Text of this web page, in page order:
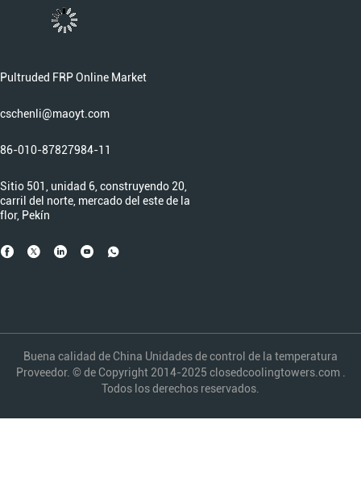
Pultruded FRP Online Market
cschenli@maoyt.com
86-010-87827984-11
Sitio 501, unidad 6, construyendo 20,
carril del norte, mercado del este de la
flor, Pekín
Buena calidad de China Unidades de control de la temperatura
Proveedor. © de Copyright 2014-2025 closedcoolingtowers.com .
Todos los derechos reservados.